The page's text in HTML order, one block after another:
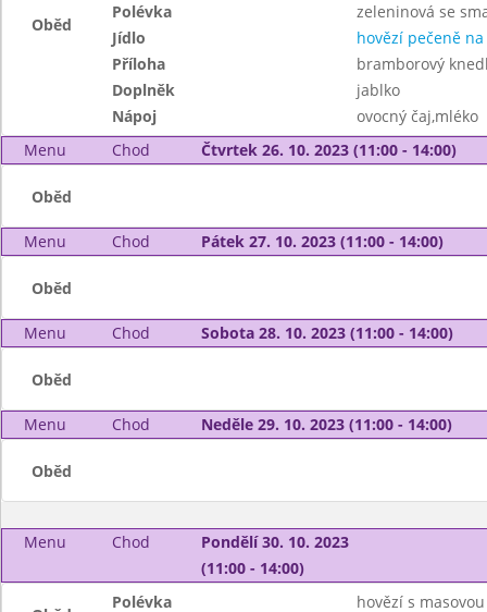
Oběd
Polévka
zeleninová se
Jídlo
hovězí pečeně
Příloha
bramborový
Doplněk
jablko
Nápoj
ovocný čaj,mléko
Menu
Chod Čtvrtek 26. 10. 2023 (11:00 - 14:00)
Oběd
Menu Chod Pátek 27. 10. 2023 (11:00 - 14:00)
Oběd
Menu Chod Sobota 28. 10. 2023 (11:00 - 14:00)
Oběd
Menu Chod Neděle 29. 10. 2023 (11:00 - 14:00)
Oběd
Menu Chod
Pondělí 30. 10. 2023
(11:00 - 14:00)
Polévka
hovězí s